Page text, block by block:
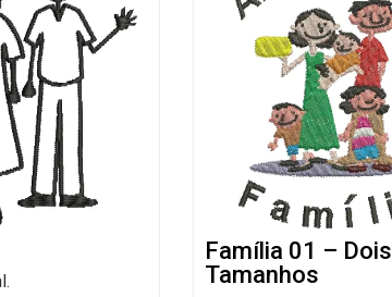
Família 01 – Dois
Tamanhos